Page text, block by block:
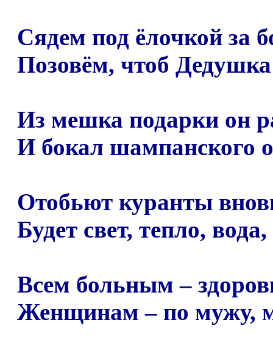
Сядем под ёлочкой за
Позовём, чтоб
Из мешка подарки он
И бокал шампанского
Отобьют куранты
Будет свет, тепло,
Всем больным –
Женщинам – по мужу,